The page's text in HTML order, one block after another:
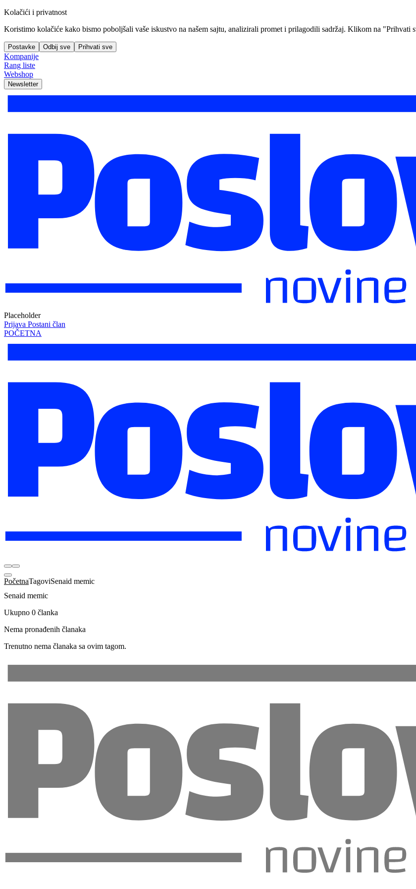
Kolačići i privatnost
Koristimo kolačiće kako bismo poboljšali vaše iskustvo na našem sajtu, analizirali promet i prilagodili sadržaj. Klikom na "Prihvati
Postavke Odbij sve Prihvati sve
Kompanije
Rang liste
Webshop
Newsletter
Placeholder
Prijava Postani član
POČETNA
PočetnaTagoviSenaid memic
Senaid memic
Ukupno 0 članka
Nema pronađenih članaka
Trenutno nema članaka sa ovim tagom.